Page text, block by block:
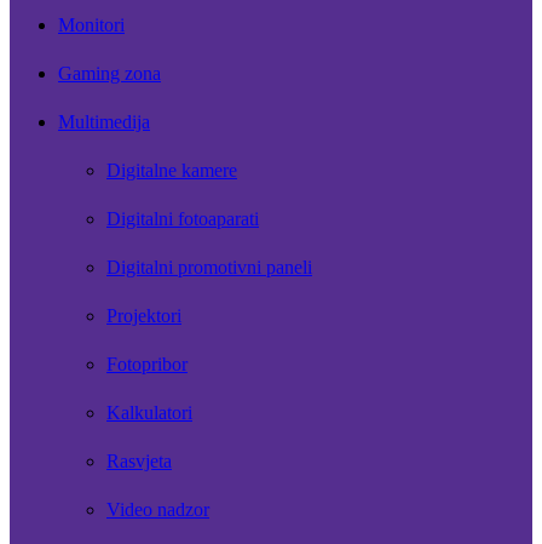
Monitori
Gaming zona
Multimedija
Digitalne kamere
Digitalni fotoaparati
Digitalni promotivni paneli
Projektori
Fotopribor
Kalkulatori
Rasvjeta
Video nadzor